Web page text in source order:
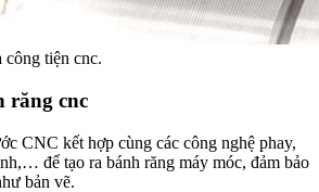
công tiện cnc.
răng cnc
CNC kết hợp cùng các công nghệ phay,
để tạo ra bánh răng máy móc, đảm bảo
bản vẽ.